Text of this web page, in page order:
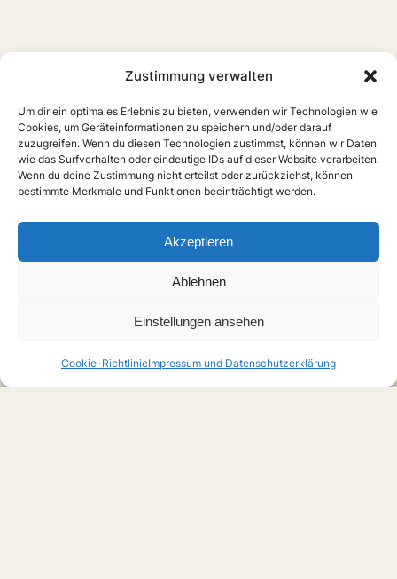
Zustimmung verwalten
Um dir ein optimales Erlebnis zu bieten, verwenden wir Technologien wie
Cookies, um Geräteinformationen zu speichern und/oder darauf
zuzugreifen. Wenn du diesen Technologien zustimmst, können wir Daten
wie das Surfverhalten oder eindeutige IDs auf dieser Website verarbeiten.
Wenn du deine Zustimmung nicht erteilst oder zurückziehst, können
bestimmte Merkmale und Funktionen beeinträchtigt werden.
Akzeptieren
Ablehnen
Einstellungen ansehen
Cookie-RichtlinieImpressum und Datenschutzerklärung